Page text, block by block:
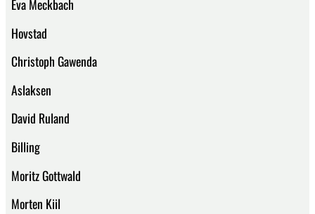
Eva Meckbach
Hovstad
Christoph Gawenda
Aslaksen
David Ruland
Billing
Moritz Gottwald
Morten Kiil